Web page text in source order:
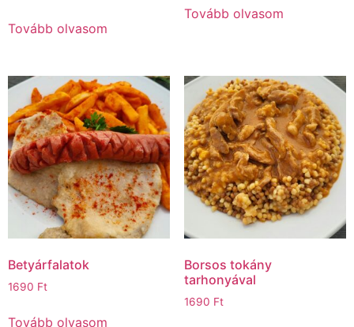
Tovább olvasom
Tovább olvasom
Betyárfalatok
1690 Ft
Tovább olvasom
Borsos tokány
tarhonyával
1690 Ft